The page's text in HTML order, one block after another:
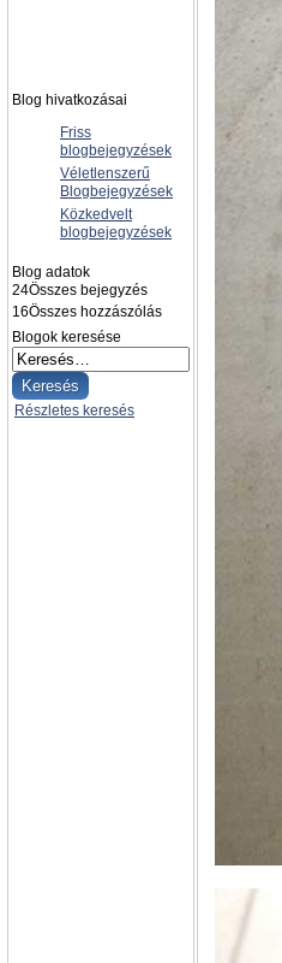
Blog hivatkozásai
Friss
blogbejegyzések
Véletlenszerű
Blogbejegyzések
Közkedvelt
blogbejegyzések
Blog adatok
24Összes bejegyzés
16Összes hozzászólás
Blogok keresése
Részletes keresés